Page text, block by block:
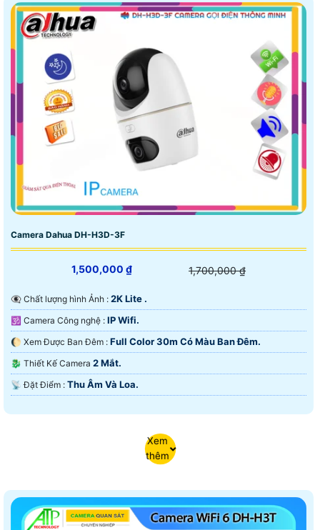
Camera Dahua DH-H3D-3F
1,500,000 ₫ 1,700,000 ₫
👁️‍🗨 Chất lượng hình Ảnh : 2K Lite .
🕉️ Camera Công nghệ : IP Wifi.
🌔 Xem Được Ban Đêm : Full Color 30m Có Màu Ban Ðêm.
🐉️ Thiết Kế Camera 2 Mắt.
️📡 Đặt Điểm : Thu Âm Và Loa.
Xem
thêm